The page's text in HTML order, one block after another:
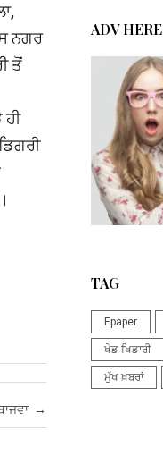
ਨਗਰ
ਤੋਂ
→
ADV HERE
TAG
Epaper
ਖੇਡ ਖਿਡਾਰੀ
ਮੁੱਖ ਖ਼ਬਰਾਂ